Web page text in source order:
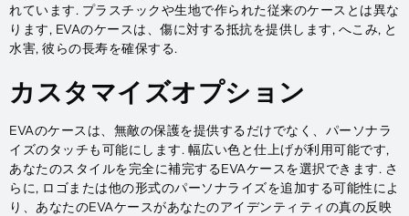
れています. プラスチックや生地で作られた従来のケースとは異な
ります, EVAのケースは、傷に対する抵抗を提供します, へこみ, と
水害, 彼らの長寿を確保する.
カスタマイズオプション
EVAのケースは、無敵の保護を提供するだけでなく、パーソナラ
イズのタッチも可能にします. 幅広い色と仕上げが利用可能です,
あなたのスタイルを完全に補完するEVAケースを選択できます. さ
らに, ロゴまたは他の形式のパーソナライズを追加する可能性によ
り、あなたのEVAケースがあなたのアイデンティティの真の反映